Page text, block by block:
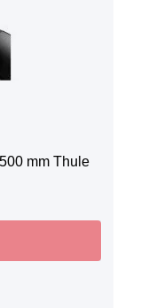
mm Thule